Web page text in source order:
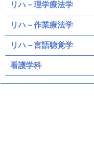
リハ－理学療法学
リハ－作業療法学
リハ－言語聴覚学
看護学科